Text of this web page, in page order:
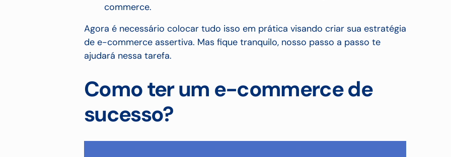
commerce.
Agora é necessário colocar tudo isso em prática visando criar sua estratégia
de e-commerce assertiva. Mas fique tranquilo, nosso passo a passo te
ajudará nessa tarefa.
Como ter um e-commerce de
sucesso?